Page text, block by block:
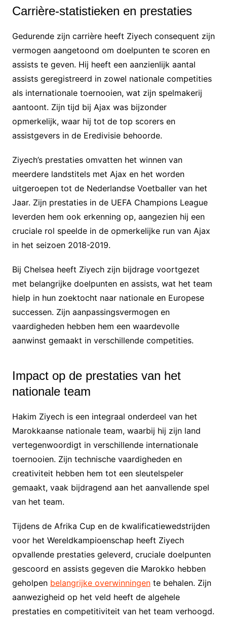
Carrière-statistieken en prestaties
Gedurende zijn carrière heeft Ziyech consequent zijn
vermogen aangetoond om doelpunten te scoren en
assists te geven. Hij heeft een aanzienlijk aantal
assists geregistreerd in zowel nationale competities
als internationale toernooien, wat zijn spelmakerij
aantoont. Zijn tijd bij Ajax was bijzonder
opmerkelijk, waar hij tot de top scorers en
assistgevers in de Eredivisie behoorde.
Ziyech’s prestaties omvatten het winnen van
meerdere landstitels met Ajax en het worden
uitgeroepen tot de Nederlandse Voetballer van het
Jaar. Zijn prestaties in de UEFA Champions League
leverden hem ook erkenning op, aangezien hij een
cruciale rol speelde in de opmerkelijke run van Ajax
in het seizoen 2018-2019.
Bij Chelsea heeft Ziyech zijn bijdrage voortgezet
met belangrijke doelpunten en assists, wat het team
hielp in hun zoektocht naar nationale en Europese
successen. Zijn aanpassingsvermogen en
vaardigheden hebben hem een waardevolle
aanwinst gemaakt in verschillende competities.
Impact op de prestaties van het
nationale team
Hakim Ziyech is een integraal onderdeel van het
Marokkaanse nationale team, waarbij hij zijn land
vertegenwoordigt in verschillende internationale
toernooien. Zijn technische vaardigheden en
creativiteit hebben hem tot een sleutelspeler
gemaakt, vaak bijdragend aan het aanvallende spel
van het team.
Tijdens de Afrika Cup en de kwalificatiewedstrijden
voor het Wereldkampioenschap heeft Ziyech
opvallende prestaties geleverd, cruciale doelpunten
gescoord en assists gegeven die Marokko hebben
geholpen belangrijke overwinningente behalen. Zijn
aanwezigheid op het veld heeft de algehele
prestaties en competitiviteit van het team verhoogd.